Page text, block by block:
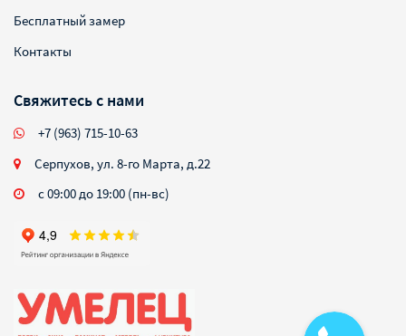
Бесплатный замер
Контакты
Свяжитесь с нами
+7 (963) 715-10-63
Серпухов, ул. 8-го Марта, д.22
с 09:00 до 19:00 (пн-вс)